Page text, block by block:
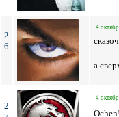
2
6
4
а
2
4